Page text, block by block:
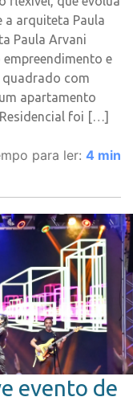
a arquiteta Paula
Paula Arvani
e
com
apartamento
foi […]
para ler: 4 min
evento de